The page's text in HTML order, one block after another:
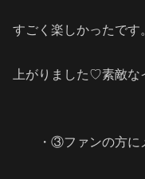
すごく楽しかったで
上がりました♡素敵
・③ファンの方に